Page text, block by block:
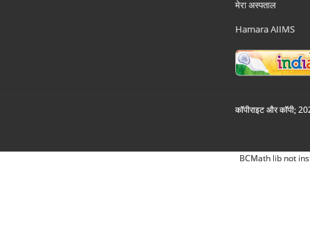
मेरा अस्पताल
Hamara AIIMS
कॉपीराइट और कॉपी;
BCMath lib not